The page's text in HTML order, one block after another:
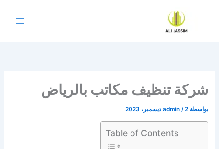
شركة تنظيف مكاتب بالرياض
بواسطة admin /2 ديسمبر، 2023
Table of Contents